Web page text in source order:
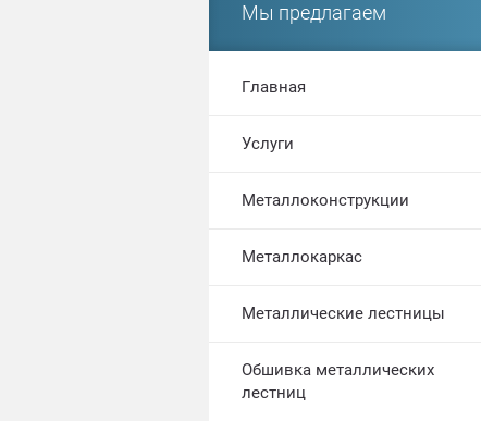
Мы предлагаем
Главная
Услуги
Металлоконструкции
Металлокаркас
Металлические лестницы
Обшивка металлических
лестниц